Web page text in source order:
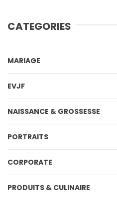
CATEGORIES
MARIAGE
EVJF
NAISSANCE & GROSSESSE
PORTRAITS
CORPORATE
PRODUITS & CULINAIRE